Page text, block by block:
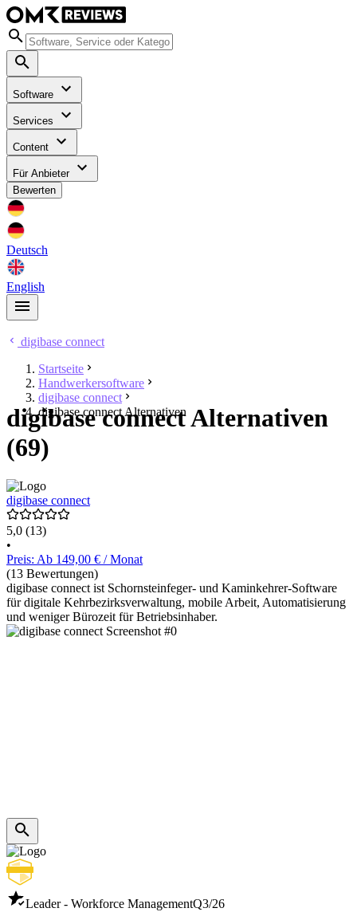
Software
Services
Content
Für Anbieter
Bewerten
Deutsch
English
digibase connect
Startseite
Handwerkersoftware
digibase connect
digibase connect Alternativen
digibase connect Alternativen
(69)
digibase connect
5,0 (13)
•
Preis: Ab 149,00 € / Monat
(13 Bewertungen)
digibase connect ist Schornsteinfeger- und Kaminkehrer-Software
für digitale Kehrbezirksverwaltung, mobile Arbeit, Automatisierung
und weniger Bürozeit für Betriebsinhaber.
Leader - Workforce ManagementQ3/26